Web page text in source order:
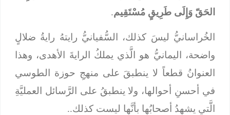
الحَقّ وَإِلَى طَرِيقٍ مُسْتَقِيم.
الخُراسانيُّ ليسَ كذلك، السُّفيانيُّ رايتهُ رايةُ ضلالٍ
واضحة، اليمانيُّ هو الَّذي يملكُ الرايةَ الأهدى، وهذا
العنوانُ قطعاً لا ينطبقَ على منهجِ حوزة الطوسي
في أحسنِ أحوالها، ولا ينطبقُ على الرَّسائل العمليَّةِ
الَّتي يشهدُ أصحابُها بأنَّها ليست كذلك..